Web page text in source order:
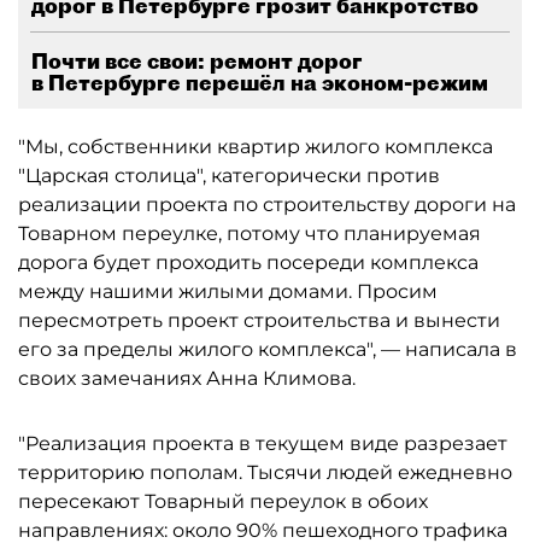
Почти все свои: ремонт дорог
в Петербурге перешёл на эконом-режим
"Мы, собственники квартир жилого комплекса
"Царская столица", категорически против
реализации проекта по строительству дороги на
Товарном переулке, потому что планируемая
дорога будет проходить посереди комплекса
между нашими жилыми домами. Просим
пересмотреть проект строительства и вынести
его за пределы жилого комплекса", — написала в
своих замечаниях Анна Климова.
"Реализация проекта в текущем виде разрезает
территорию пополам. Тысячи людей ежедневно
пересекают Товарный переулок в обоих
направлениях: около 90% пешеходного трафика